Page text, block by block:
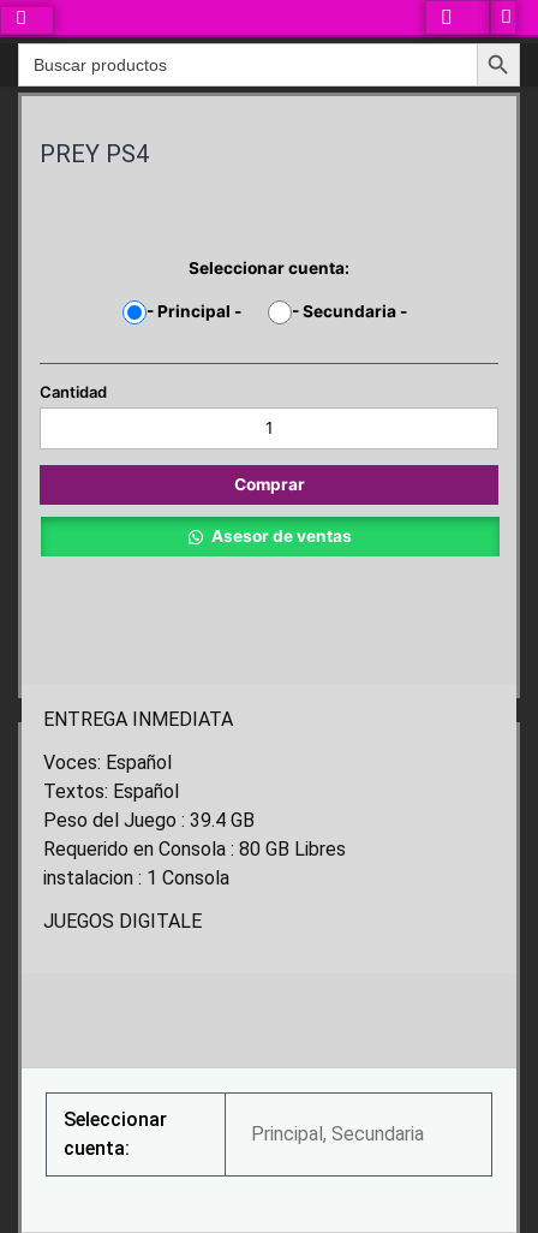
Ir
al
contenido
Search
for:
Search Button
PREY PS4
Seleccionar cuenta:
-Principal - -Secundaria-
PREY
cantidad
Comprar
Asesor de ventas
ENTREGA INMEDIATA
Voces: Español
Textos: Español
Peso del Juego : 39.4 GB
Requerido en Consola : 80 GB Libres
instalacion : 1 Consola
JUEGOS DIGITALE
Seleccionar
cuenta:
Principal, Secundaria